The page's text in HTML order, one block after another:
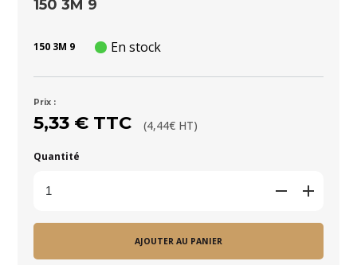
150 3M 9
150 3M 9 En stock
Prix :
5,33 € TTC (4,44€ HT)
Quantité
AJOUTER AU PANIER